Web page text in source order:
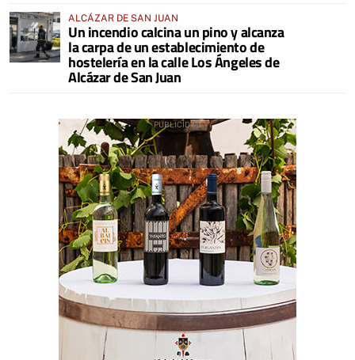
ALCÁZAR DE SAN JUAN
Un incendio calcina un pino y alcanza
la carpa de un establecimiento de
hostelería en la calle Los Ángeles de
Alcázar de San Juan